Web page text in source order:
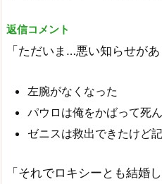
返信コメント
「ただいま…悪い知らせがあ
左腕がなくなった
パウロは俺をかばって死
ゼニスは救出できたけど
「それでロキシーとも結婚